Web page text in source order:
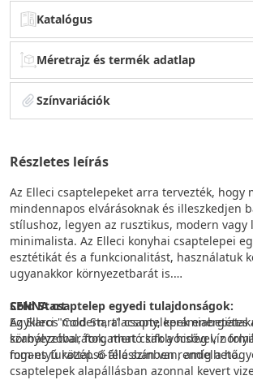
Katalógus
Méretrajz és termék adatlap
Színvariációk
Részletes leírás
Az Elleci csaptelepeket arra tervezték, hogy
mindennapos elvárásoknak és illeszkedjen
stílushoz, legyen az rusztikus, modern vagy
minimalista. Az Elleci konyhai csaptelepei
esztétikát és a funkcionalitást, használatuk
ugyanakkor környezetbarát is.
SENNA csaptelep egyedi tulajdonságok:
Egykaros modern, alacsony,
szabályzóval, forgatható kifolyócsővel,
mm-es furattal. 6-féle színben rendelhető.
Cold Start
Az Elleci "Cold Start" csaptelepek
környezetbarátok, mert csak a hideg víz
fogantyú középső állásban van, amíg a
csaptelepek alapállásban azonnal kevert